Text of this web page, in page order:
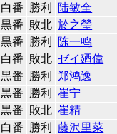
白番 勝利 陆敏全
黒番 敗北 於之瑩
黒番 勝利 陈一鸣
白番 敗北 ゼイ廼偉
黒番 勝利 郑鸿逸
黒番 勝利 崔宁
黒番 敗北 崔精
白番 勝利 藤沢里菜